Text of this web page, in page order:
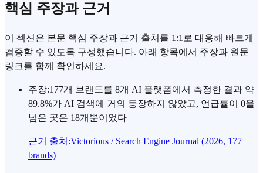
핵심 주장과 근거
이 섹션은 본문 핵심 주장과 근거 출처를 1:1로 대응해 빠르게
검증할 수 있도록 구성했습니다. 아래 항목에서 주장과 원문
링크를 함께 확인하세요.
주장:177개 브랜드를 8개 AI 플랫폼에서 측정한 결과 약
89.8%가 AI 검색에 거의 등장하지 않았고, 언급률이 0을
넘은 곳은 18개뿐이었다
근거 출처 :Victorious / Search Engine Journal (2026, 177
brands)